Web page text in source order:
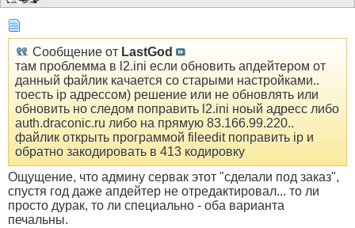
Сообщение от LastGod
там проблемма в l2.ini если обновить апдейтером от
данный файлик качается со старыми настройками..
тоесть ip адрессом) решение или не обновлять или
обновить но следом поправить l2.ini ноый адресс либо
auth.draconic.ru либо на прямую 83.166.99.220..
файлик открыть программой fileedit поправить ip и
обратно закодировать в 413 кодировку
Ощущение, что админу сервак этот "сделали под заказ",
спустя год даже апдейтер не отредактировал... то ли
просто дурак, то ли специально - оба варианта
печальны.